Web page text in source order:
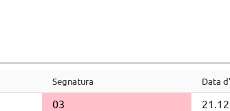
Segnatura Data
03